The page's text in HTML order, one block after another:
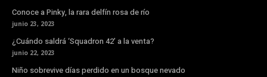
Conoce a Pinky, la rara delfín rosa de río
junio 23, 2023
¿Cuándo saldrá ‘Squadron 42’ a la venta?
junio 22, 2023
Niño sobrevive días perdido en un bosque nevado